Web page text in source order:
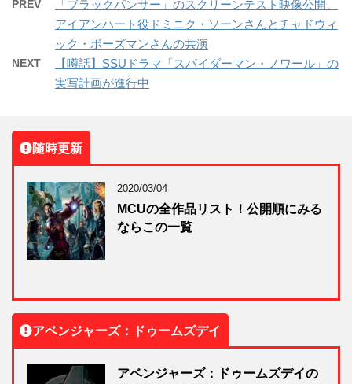
PREV
「ブラックパンサー」のスクリーンテスト映像公開、
アイアンハート役ドミニク・ソーンさんとチャドウィ
ック・ボーズマンさんの共演
NEXT
【噂話】SSUドラマ「スパイダーマン・ノワール」の
実写計画が進行中
随時更新
2020/03/04
MCUの全作品リスト！公開順にみる
ならこの一覧
アベンジャーズ：ドゥームズデイ
アベンジャーズ：ドゥームズデイの